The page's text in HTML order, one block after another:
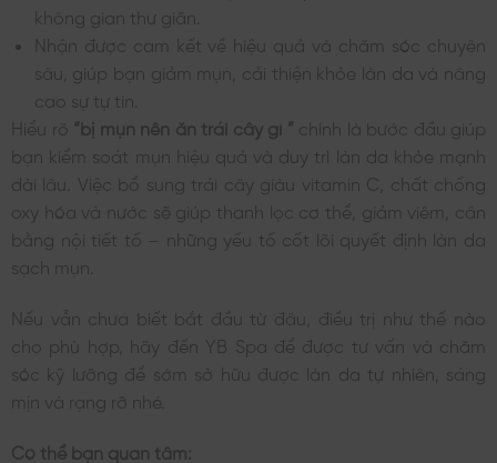
không gian thư giãn.
Nhận được cam kết về hiệu quả và chăm sóc chuyên
sâu, giúp bạn giảm mụn, cải thiện khỏe làn da và nâng
cao sự tự tin.
Hiểu rõ “bị mụn nên ăn trái cây gì ”
chính là bước đầu giúp
bạn kiểm soát mụn hiệu quả và duy trì làn da khỏe mạnh
dài lâu. Việc bổ sung trái cây giàu vitamin C, chất chống
oxy hóa và nước sẽ giúp thanh lọc cơ thể, giảm viêm, cân
bằng nội tiết tố – những yếu tố cốt lõi quyết định làn da
sạch mụn.
Nếu vẫn chưa biết bắt đầu từ đâu, điều trị như thế nào
cho phù hợp, hãy đến YB Spa để được tư vấn và chăm
sóc kỹ lưỡng để sớm sở hữu được làn da tự nhiên, sáng
mịn và rạng rỡ nhé.
Có thể bạn quan tâm: